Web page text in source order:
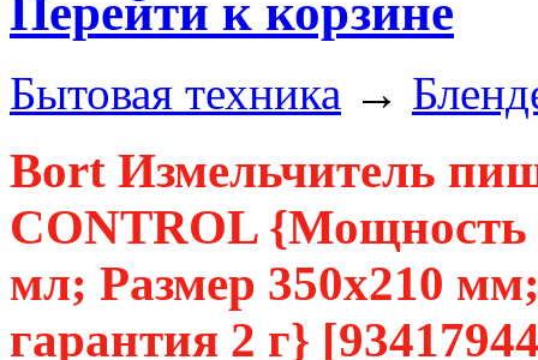
Перейти к корзине
Бытовая техника →
Bort Измельчитель
CONTROL {Мощность
мл; Размер 350х210
гарантия 2 г}